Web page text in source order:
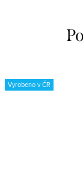
Vyrobeno v ČR